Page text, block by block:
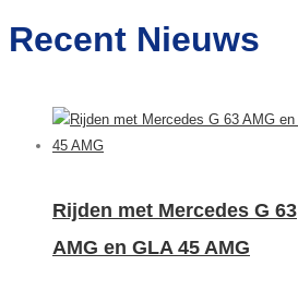
Recent Nieuws
Rijden met Mercedes G 63
AMG en GLA 45 AMG